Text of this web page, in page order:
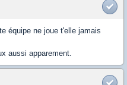
équipe ne joue t'elle jamais
aussi apparement.